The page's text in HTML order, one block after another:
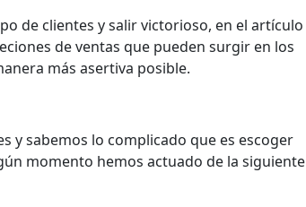
de clientes y salir victorioso, en el artículo
de ventas que pueden surgir en los
más asertiva posible.
y sabemos lo complicado que es escoger
momento hemos actuado de la siguiente